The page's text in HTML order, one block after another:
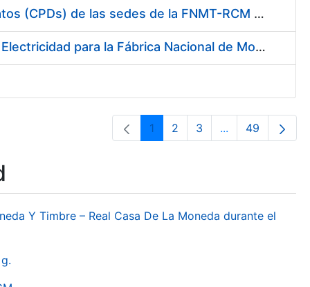
Conexión mediante Fibra Óptica de los Centros de Proceso de Datos (CPDs) de las sedes de la FNMT-RCM de Burgos y Madrid
Contratación de acuerdo marco para el Suministro de Material de Electricidad para la Fábrica Nacional de Moneda y Timbre-Real Casa de la Moneda en su centro de trabajo de Burgos
Page
1 Page
2 Page
3 ...Intermediate
Page
49
Y Timbre – Real Casa De La Moneda durante el